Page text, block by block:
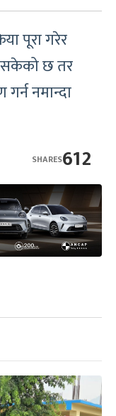
पूरा गरेर
छ तर
नमान्दा
612
SHARES